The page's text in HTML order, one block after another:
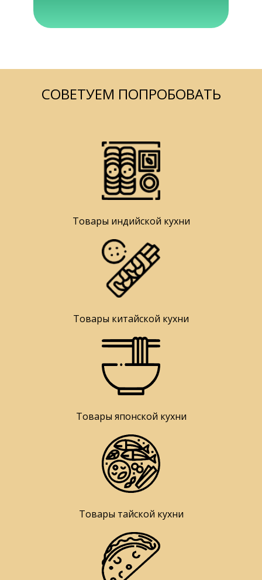
СОВЕТУЕМ ПОПРОБОВАТЬ
Товары индийской кухни
Товары китайской кухни
Товары японской кухни
Товары тайской кухни